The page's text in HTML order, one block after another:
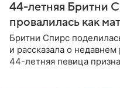
44-летняя Бритни
провалилась как
Бритни Спирс
и рассказала о
44-летняя певица